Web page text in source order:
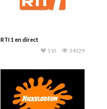
RTI 1 en direct
34329
110